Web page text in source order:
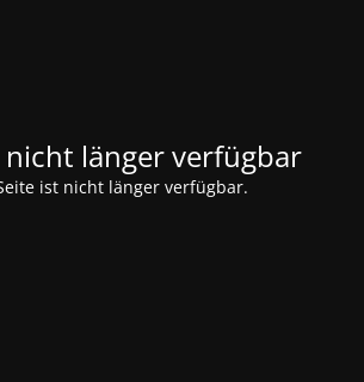
nicht länger verfügbar
ist nicht länger verfügbar.